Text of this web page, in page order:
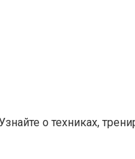
о техниках,